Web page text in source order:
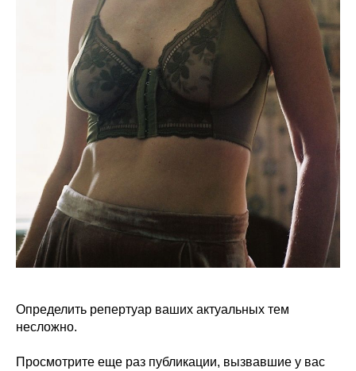
Определить репертуар ваших актуальных тем
несложно.
Просмотрите еще раз публикации, вызвавшие у вас